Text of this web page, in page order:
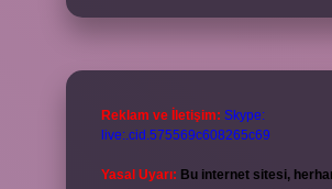
Reklam ve İletişim: Skype:
live:.cid.575569c608265c69
Yasal Uyarı: Bu internet sitesi,